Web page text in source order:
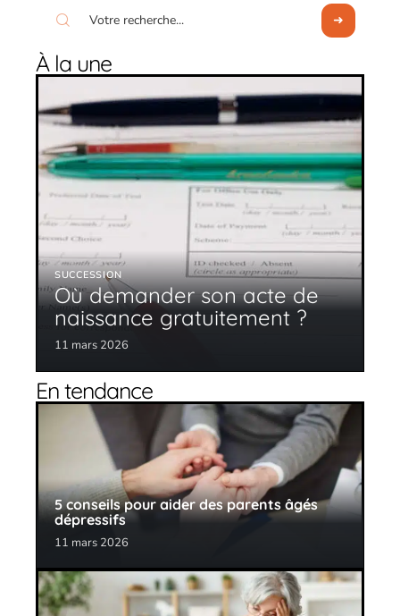
À la une
SUCCESSION
Où demander son acte de
naissance gratuitement ?
11 mars 2026
En tendance
5 conseils pour aider des parents âgés
dépressifs
11 mars 2026